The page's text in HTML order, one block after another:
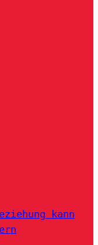
kann